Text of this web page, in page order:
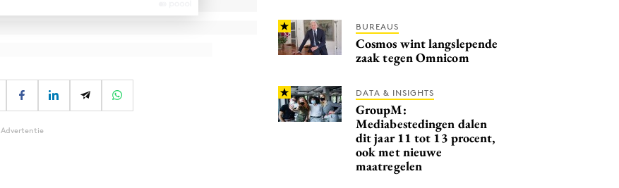
Advertentie
BUREAUS
Cosmos wint langslepende
zaak tegen Omnicom
DATA & INSIGHTS
GroupM:
Mediabestedingen dalen
dit jaar 11 tot 13 procent,
ook met nieuwe
maatregelen